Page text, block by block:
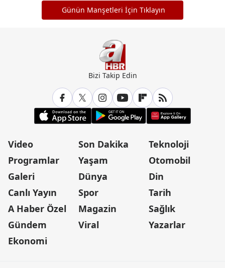
Günün Manşetleri İçin Tıklayın
Bizi Takip Edin
Video
Programlar
Galeri
Canlı Yayın
A Haber Özel
Gündem
Ekonomi
Son Dakika
Yaşam
Dünya
Spor
Magazin
Viral
Teknoloji
Otomobil
Din
Tarih
Sağlık
Yazarlar